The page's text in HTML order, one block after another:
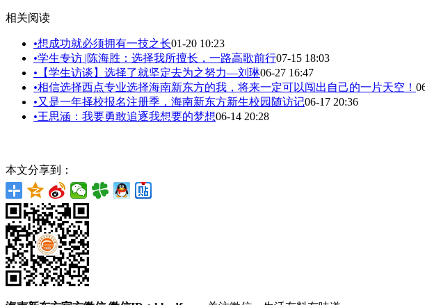
相关阅读
•想成功就必须拥有一技之长01-20 10:23
•学生专访 |陈海胜：选择我所擅长，一路高歌前行07-15 18:03
• 【学生访谈】选择了就坚定去为之努力—刘琳06-27 16:47
•相信选择西点专业选择海南新东方的我，将来一定可以闯出自己的一片天空！
•又是一年择校报名注册季，海南新东方新生校园随访记06-17 20:36
•王思涵：我要勇敢追逐我想要的梦想06-14 20:28
本文分享到：